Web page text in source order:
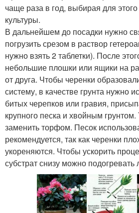
чаще раза в год, выбирая для
культуры.
В дальнейшем до посадки нужно
погрузить срезом в раствор
нужно взять 2 таблетки). После
небольшие плошки или ящики на
от друга. Чтобы черенки
систему, в качестве грунта нужно
битых черепков или гравия,
крупного песка и хвойным
заменить торфом. Песок
рекомендуется, так как черенки
укореняются. Чтобы ускорить
субстрат снизу можно подогревать